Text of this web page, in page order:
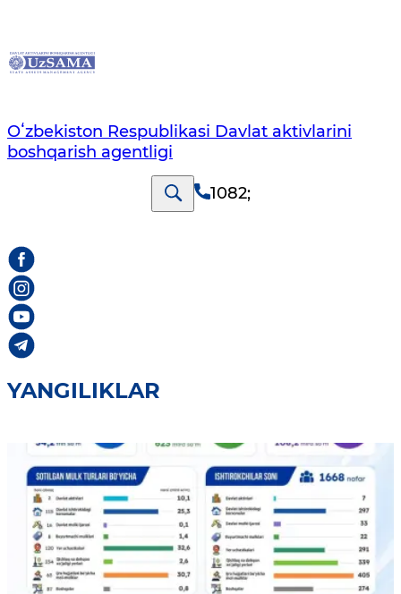
Oʻzbekiston Respublikasi Davlat aktivlarini
boshqarish agentligi
1082;
YANGILIKLAR